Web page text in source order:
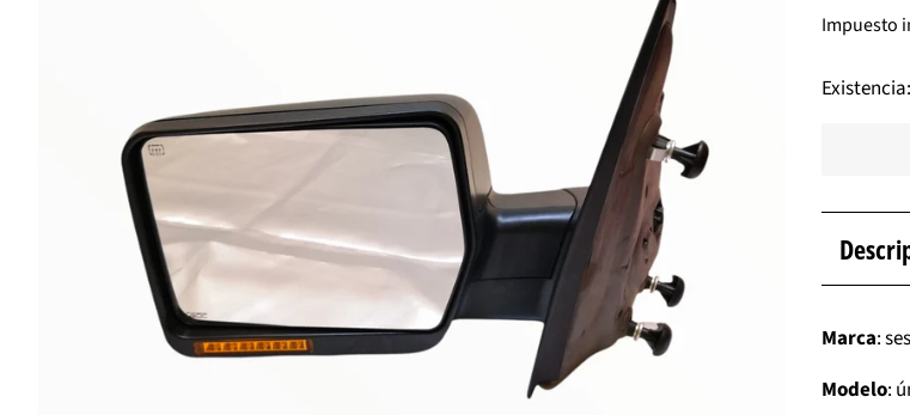
Impuesto
Existencia:
Marca:
Modelo: